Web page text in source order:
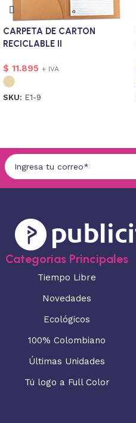
CARPETA DE CARTON
RECICLABLE II
$ 11.895 + IVA
SKU: E1-9
Categorias Principales
Tiempo Libre
Novedades
Ecológicos
100% Colombiano
Últimas Unidades
Tú logo a Full Color